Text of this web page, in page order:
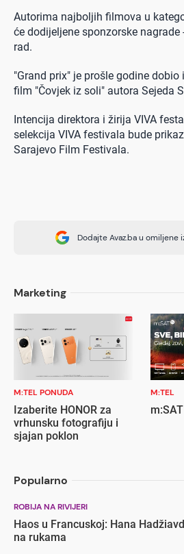
Autorima najboljih filmova u
će dodijeljene sponzorske nagrade
rad.
"Grand prix" je prošle godine
film "Čovjek iz soli" autora Sejeda
Intencija direktora i žirija VIVA
selekcija VIVA festivala bude
Sarajevo Film Festivala.
Dodajte Avaz.ba u omiljene
Marketing
M:TEL PONUDA
Izaberite HONOR za
vrhunsku fotografiju i
sjajan poklon
M:TEL
Popularno
ROBIJA NA RIVIJERI
Haos u Francuskoj: Hana
na rukama